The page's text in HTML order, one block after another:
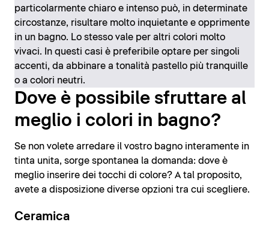
particolarmente chiaro e intenso può, in determinate
circostanze, risultare molto inquietante e opprimente
in un bagno. Lo stesso vale per altri colori molto
vivaci. In questi casi è preferibile optare per singoli
accenti, da abbinare a tonalità pastello più tranquille
o a colori neutri.
Dove è possibile sfruttare al
meglio i colori in bagno?
Se non volete arredare il vostro bagno interamente in
tinta unita, sorge spontanea la domanda: dove è
meglio inserire dei tocchi di colore? A tal proposito,
avete a disposizione diverse opzioni tra cui scegliere.
Ceramica